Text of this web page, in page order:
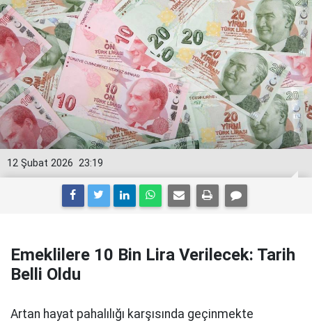
23:19
12 Şubat 2026
Emeklilere 10 Bin Lira Verilecek: Tarih
Belli Oldu
Artan hayat pahalılığı karşısında geçinmekte